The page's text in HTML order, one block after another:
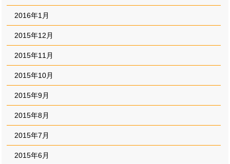
2016年1月
2015年12月
2015年11月
2015年10月
2015年9月
2015年8月
2015年7月
2015年6月